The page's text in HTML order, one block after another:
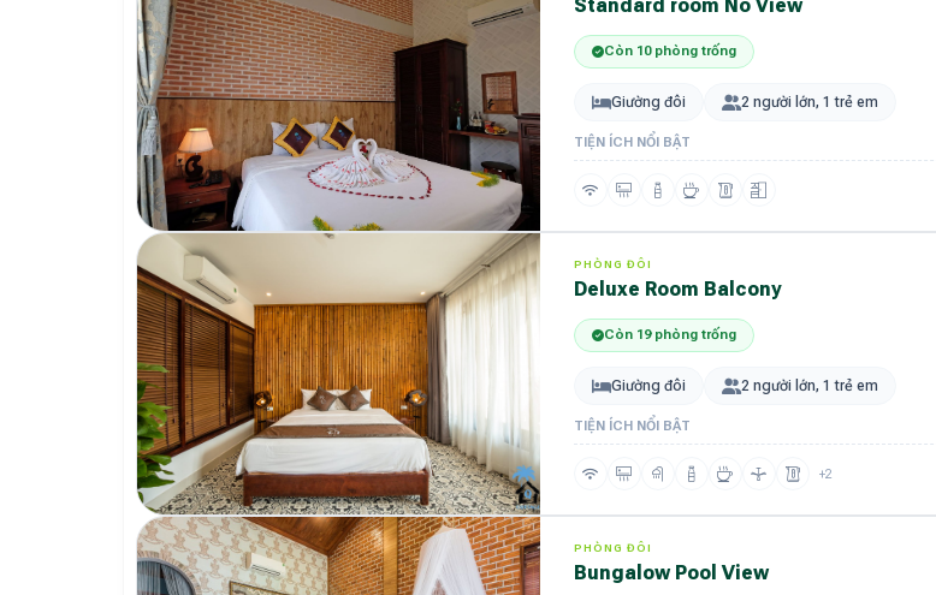
Standard room No View
Còn 10 phòng trống
Giường đôi 2 người lớn, 1 trẻ em
TIỆN ÍCH NỔI BẬT
PHÒNG ĐÔI
Deluxe Room Balcony
Còn 19 phòng trống
Giường đôi 2 người lớn, 1 trẻ em
TIỆN ÍCH NỔI BẬT
+2
PHÒNG ĐÔI
Bungalow Pool View